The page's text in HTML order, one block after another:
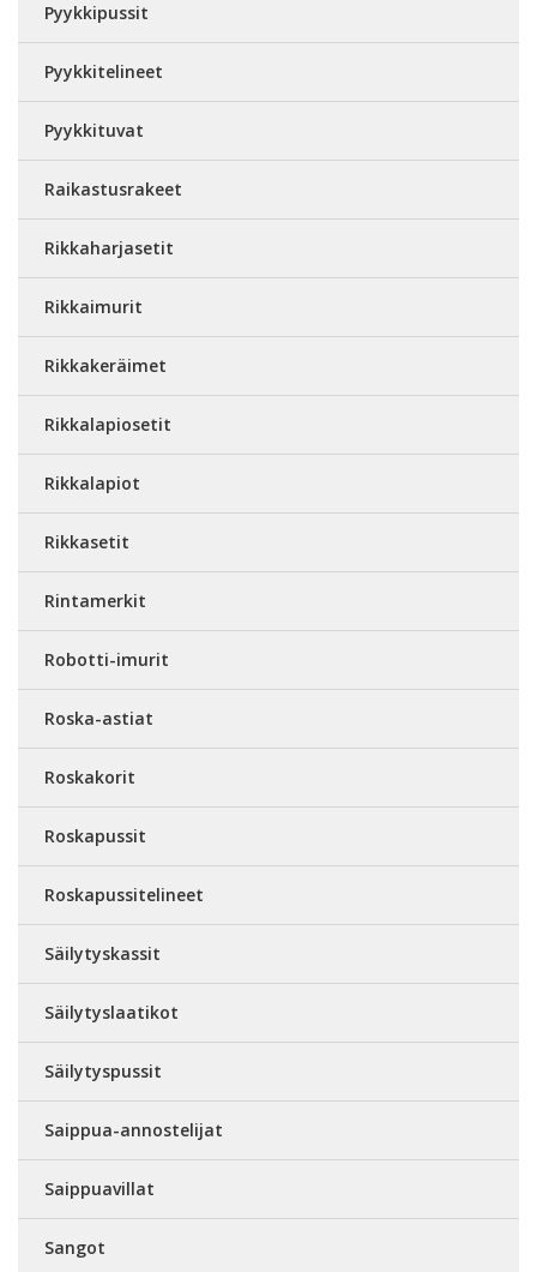
Pyykkipussit
Pyykkitelineet
Pyykkituvat
Raikastusrakeet
Rikkaharjasetit
Rikkaimurit
Rikkakeräimet
Rikkalapiosetit
Rikkalapiot
Rikkasetit
Rintamerkit
Robotti-imurit
Roska-astiat
Roskakorit
Roskapussit
Roskapussitelineet
Säilytyskassit
Säilytyslaatikot
Säilytyspussit
Saippua-annostelijat
Saippuavillat
Sangot